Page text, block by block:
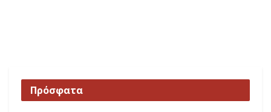
Πρόσφατα